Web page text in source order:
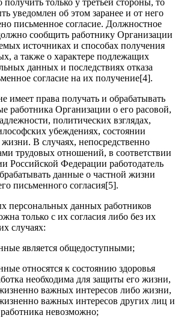
только у третьей стороны, то
уведомлен об этом заранее и от него
письменное согласие. Должностное
сообщить работнику Организации
источниках и способах получения
а также о характере подлежащих
данных и последствиях отказа
согласие на их получение[4].
имеет права получать и обрабатывать
работника Организации о его расовой,
политических взглядах,
убеждениях, состоянии
В случаях, непосредственно
трудовых отношений, в соответствии
Российской Федерации работодатель
данные о частной жизни
письменного согласия[5].
персональных данных работников
только с их согласия либо без их
случаях:
является общедоступными;
относятся к состоянию здоровья
необходима для защиты его жизни,
важных интересов либо жизни,
важных интересов других лиц и
невозможно;